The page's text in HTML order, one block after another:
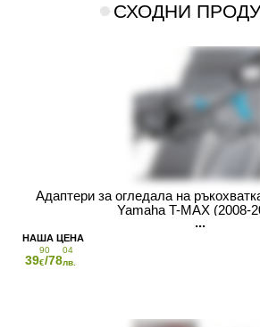
СХОДНИ
Адаптери за огледала на
Yamaha T-MAX (2008-
39
90
€/78
04
лв.